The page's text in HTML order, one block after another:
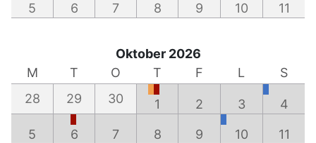
5
6 7 8 9 10 11
Oktober 2026
M
T O T F L
S
28
29 30 1 2 3 4
5 6 7 8 9 10
11